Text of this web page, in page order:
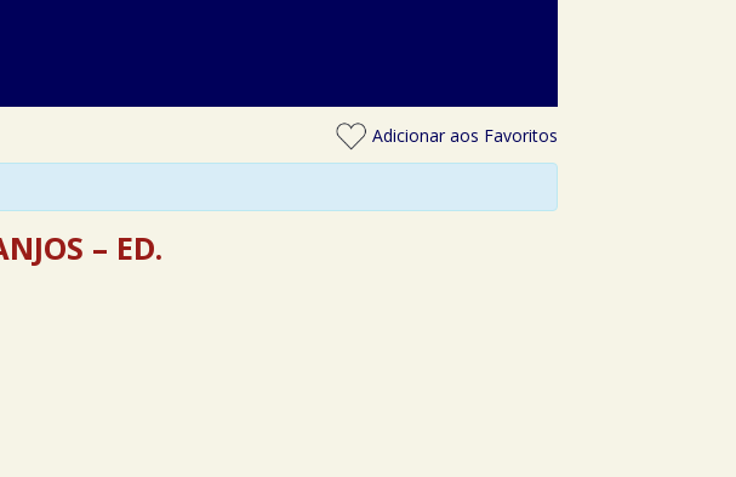
Adicionar aos Favoritos
– ED.